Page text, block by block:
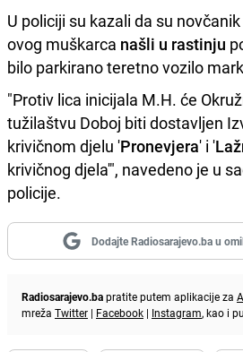
U policiji su kazali da su
ovog muškarca našli u rastinju
bilo parkirano teretno vozilo
"Protiv lica inicijala M.H. će
tužilaštvu Doboj biti dostavljen
krivičnom djelu 'Pronevjera' i '
krivičnog djela'", navedeno je u
policije.
Dodajte Radiosarajevo.ba u
Radiosarajevo.bapratite putem aplikacije za
mreža Twitter | Facebook | Instagram, kao i